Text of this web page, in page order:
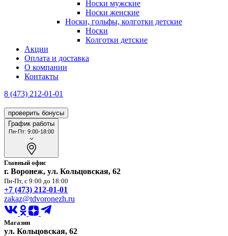
Носки мужские
Носки женские
Носки, гольфы, колготки детские
Носки
Колготки детские
Акции
Оплата и доставка
О компании
Контакты
8 (473) 212-01-01
проверить бонусы
График работы
Пн-Пт: 9:00-18:00
Главный офис
г. Воронеж, ул. Кольцовская, 62
Пн-Пт, с 9:00 до 18:00
+7 (473) 212-01-01
zakaz@tdvoronezh.ru
Магазин
ул. Кольцовская, 62